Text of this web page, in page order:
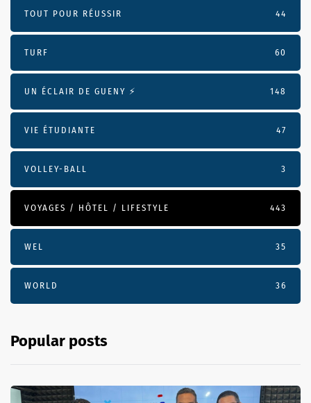
TOUT POUR RÉUSSIR 44
TURF 60
UN ÉCLAIR DE GUENY ⚡️ 148
VIE ÉTUDIANTE 47
VOLLEY-BALL 3
VOYAGES / HÔTEL / LIFESTYLE 443
WEL 35
WORLD 36
Popular posts